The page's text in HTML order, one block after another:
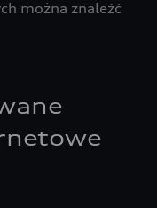
można znaleźć